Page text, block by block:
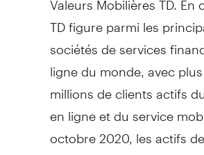
TD figure parmi les
sociétés de services
ligne du monde, avec
millions de clients actifs
en ligne et du service
octobre 2020, les actifs